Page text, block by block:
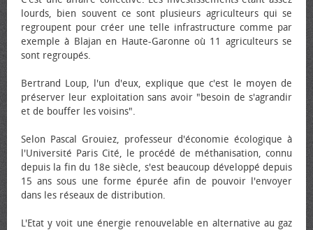
lourds, bien souvent ce sont plusieurs agriculteurs qui se
regroupent pour créer une telle infrastructure comme par
exemple à Blajan en Haute-Garonne où 11 agriculteurs se
sont regroupés.
Bertrand Loup, l'un d'eux, explique que c'est le moyen de
préserver leur exploitation sans avoir "besoin de s'agrandir
et de bouffer les voisins".
Selon Pascal Grouiez, professeur d'économie écologique à
l'Université Paris Cité, le procédé de méthanisation, connu
depuis la fin du 18e siècle, s'est beaucoup développé depuis
15 ans sous une forme épurée afin de pouvoir l'envoyer
dans les réseaux de distribution.
L'Etat y voit une énergie renouvelable en alternative au gaz